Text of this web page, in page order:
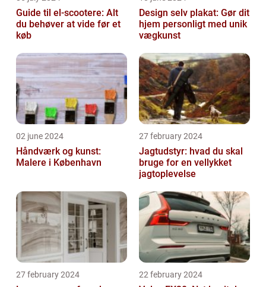
Guide til el-scootere: Alt
du behøver at vide før et
køb
Design selv plakat: Gør dit
hjem personligt med unik
vægkunst
02 june 2024
Håndværk og kunst:
Malere i København
27 february 2024
Jagtudstyr: hvad du skal
bruge for en vellykket
jagtoplevelse
27 february 2024 22 february 2024